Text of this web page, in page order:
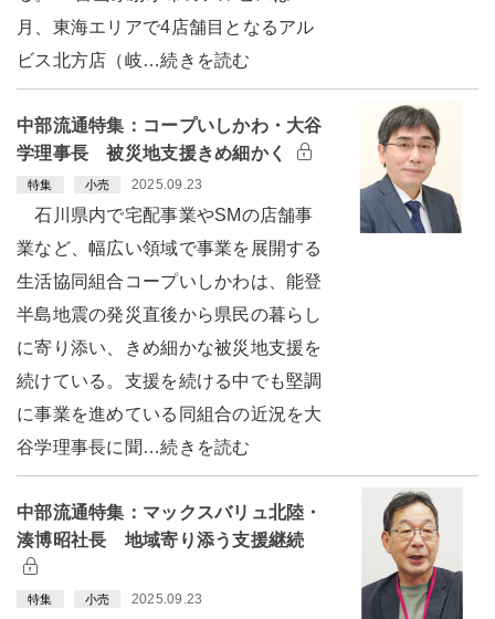
月、東海エリアで4店舗目となるアル
ビス北方店（岐…続きを読む
中部流通特集：コープいしかわ・大谷
学理事長 被災地支援きめ細かく
特集 小売 2025.09.23
石川県内で宅配事業やSMの店舗事
業など、幅広い領域で事業を展開する
生活協同組合コープいしかわは、能登
半島地震の発災直後から県民の暮らし
に寄り添い、きめ細かな被災地支援を
続けている。支援を続ける中でも堅調
に事業を進めている同組合の近況を大
谷学理事長に聞…続きを読む
中部流通特集：マックスバリュ北陸・
湊博昭社長 地域寄り添う支援継続
特集 小売 2025.09.23